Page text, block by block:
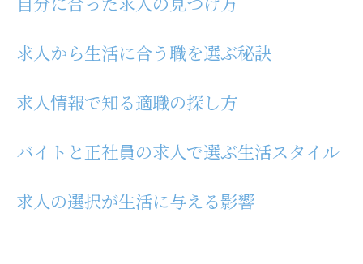
求人から生活に合う職を選ぶ秘訣
求人情報で知る適職の探し方
バイトと正社員の求人で選ぶ生活スタイル
求人の選択が生活に与える影響